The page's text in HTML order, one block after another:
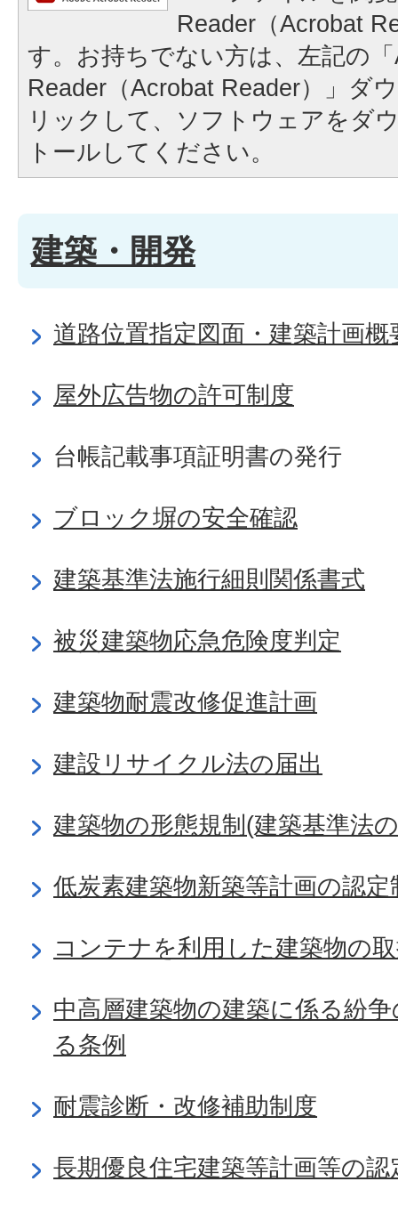
Reader（Acrobat
す。お持ちでない方は、左記の
Reader（Acrobat Reader）」ダ
リックして、ソフトウェアをダ
トールしてください。
建築・開発
道路位置指定図面・建築計画
屋外広告物の許可制度
台帳記載事項証明書の発行
ブロック塀の安全確認
建築基準法施行細則関係書式
被災建築物応急危険度判定
建築物耐震改修促進計画
建設リサイクル法の届出
建築物の形態規制(建築基準法
低炭素建築物新築等計画の認定
コンテナを利用した建築物の
中高層建築物の建築に係る紛
る条例
耐震診断・改修補助制度
長期優良住宅建築等計画等の認